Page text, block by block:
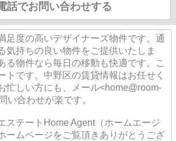
話でお問い合わせする
足度の高いデザイナーズ物件です。通
気持ちの良い物件をご提供いたしま
る物件なら毎日の移動も快適です。こ
トです。中野区の賃貸情報はお任せく
忙しい方にも、メール<home@room-
い合わせが楽です。
ステートHome Agent（ホームエージ
ームページをご覧頂きありがとうござ